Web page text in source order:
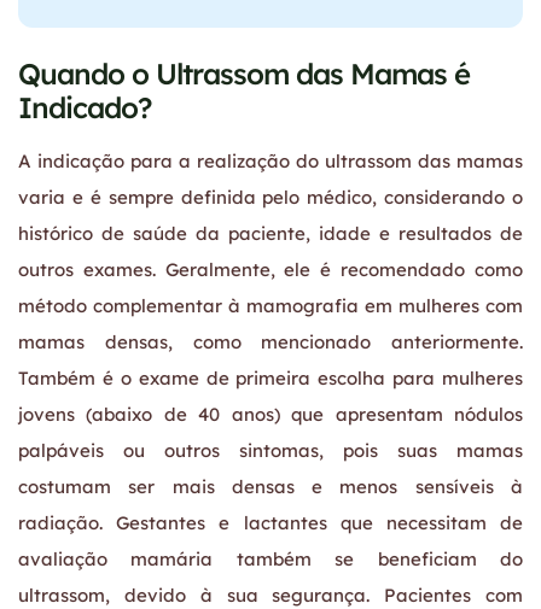
Quando o Ultrassom das Mamas é
Indicado?
A indicação para a realização do ultrassom das mamas
varia e é sempre definida pelo médico, considerando o
histórico de saúde da paciente, idade e resultados de
outros exames. Geralmente, ele é recomendado como
método complementar à mamografia em mulheres com
mamas densas, como mencionado anteriormente.
Também é o exame de primeira escolha para mulheres
jovens (abaixo de 40 anos) que apresentam nódulos
palpáveis ou outros sintomas, pois suas mamas
costumam ser mais densas e menos sensíveis à
radiação. Gestantes e lactantes que necessitam de
avaliação mamária também se beneficiam do
ultrassom, devido à sua segurança. Pacientes com